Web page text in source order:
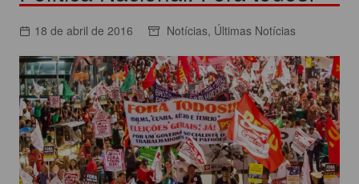
18 de abril de 2016 Notícias, Últimas Notícias